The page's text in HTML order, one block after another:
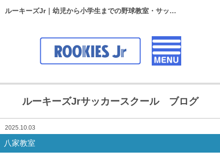
ルーキーズJr｜幼児から小学生までの野球教室・サッカースクール
ルーキーズJrサッカースクール ブログ
2025.10.03
八家教室